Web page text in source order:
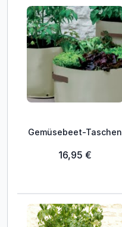
Gemüsebeet-Taschen
16,95 €